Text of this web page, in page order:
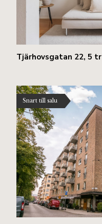
Tjärhovsgatan 22, 5 tr
Snart till salu